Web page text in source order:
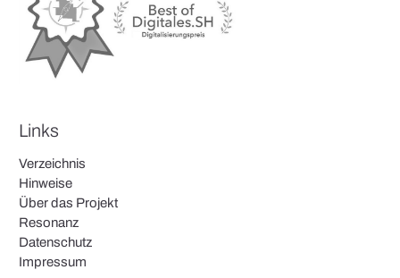
Links
Verzeichnis
Hinweise
Über das Projekt
Resonanz
Datenschutz
Impressum